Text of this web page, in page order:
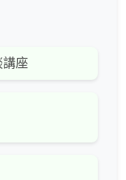
講座